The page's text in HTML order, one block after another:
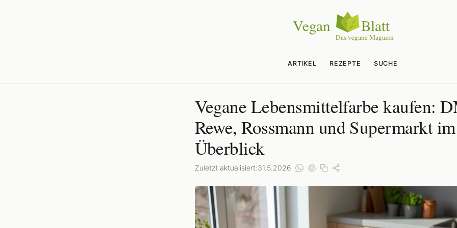
ARTIKEL REZEPTE SUCHE
Vegane Lebensmittelfarbe kaufen:
Rewe, Rossmann und Supermarkt im
Überblick
Zuletzt aktualisiert:31.5.2026